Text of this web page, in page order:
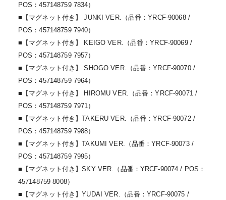
POS：457148759 7834）
■【マグネット付き】 JUNKI VER.（品番：YRCF-90068 /
POS：457148759 7940）
■【マグネット付き】 KEIGO VER.（品番：YRCF-90069 /
POS：457148759 7957）
■【マグネット付き】 SHOGO VER.（品番：YRCF-90070 /
POS：457148759 7964）
■【マグネット付き】 HIROMU VER.（品番：YRCF-90071 /
POS：457148759 7971）
■【マグネット付き】TAKERU VER.（品番：YRCF-90072 /
POS：457148759 7988）
■【マグネット付き】TAKUMI VER.（品番：YRCF-90073 /
POS：457148759 7995）
■【マグネット付き】SKY VER.（品番：YRCF-90074 / POS：
457148759 8008）
■【マグネット付き】YUDAI VER.（品番：YRCF-90075 /